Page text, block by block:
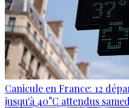
Canicule en France: 12
jusqu'à 40°C attendus